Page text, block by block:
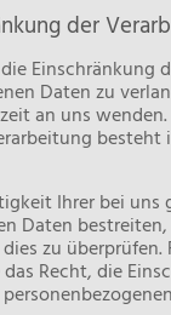
der
Einschränkung
Daten zu
an uns
besteht
Ihrer bei uns
Daten
zu überprüfen.
Recht, die